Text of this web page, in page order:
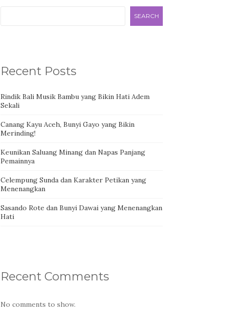
SEARCH
Recent Posts
Rindik Bali Musik Bambu yang Bikin Hati Adem
Sekali
Canang Kayu Aceh, Bunyi Gayo yang Bikin
Merinding!
Keunikan Saluang Minang dan Napas Panjang
Pemainnya
Celempung Sunda dan Karakter Petikan yang
Menenangkan
Sasando Rote dan Bunyi Dawai yang Menenangkan
Hati
Recent Comments
No comments to show.